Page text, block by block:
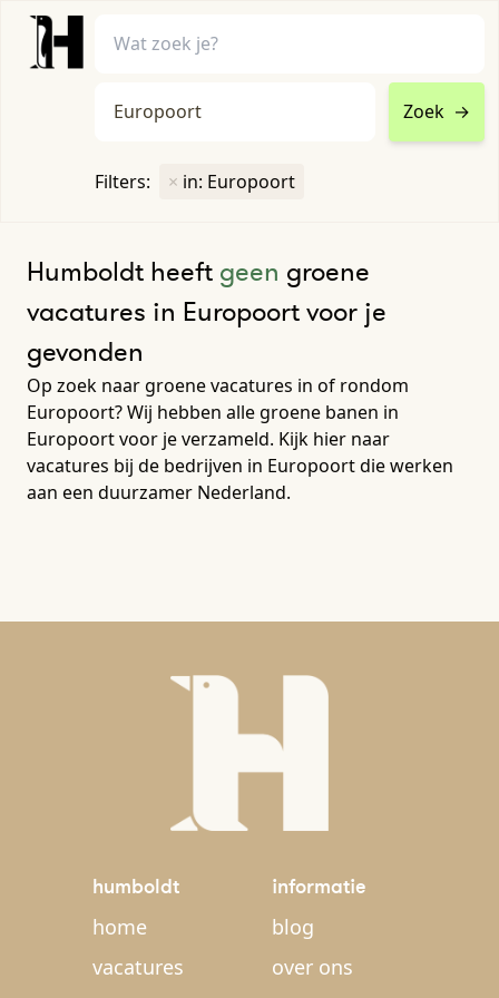
Zoek →
Filters: × in: Europoort
Humboldt heeft geen groene
vacatures in Europoort voor je
gevonden
Op zoek naar groene vacatures in of rondom
Europoort? Wij hebben alle groene banen in
Europoort voor je verzameld. Kijk hier naar
vacatures bij de bedrijven in Europoort die werken
aan een duurzamer Nederland.
humboldt
home
vacatures
informatie
blog
over ons